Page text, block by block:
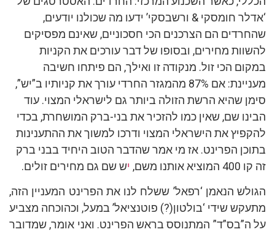
‘אדלר חומסקי & ורשבסקי’ ידעו מה שכולנו יודעים,
שהחרדים הם הצרכנים הכי חסכוניים, שאינם מפסיקים
להשוות מחירים, ובסופו של דבר עורכים את הקניות
במקום הכי זול. מנקודה זו ואילך, הם פיתחו חשיבה
מעניינת: אם 87% מהמגזר החרדי עורך את קניותיו ב”יש”,
סימן שהיא הרשת הזולה ביותר גם לישראלי המצוי. עוד
הבינו שם, שאין כמו להזכיר את בני-ברק המושחרת, בכדי
להקפיץ את הישראלי המצוי ודרכו למשוך את ההתענינות
בתוכן הפרינט. אז מי אמר שהדבר הטוב היחיד בבני ברק
זה קו 400 המוציא אותנו משם,
יש שם גם מחירים זולים.
הגולש הנאמן ‘רפאל’ ששלח לנו את הפרינט המעניין הזה,
מתעקש שידי ‘בולטון(?) פוטנציאל’ במעל, וכהוכחה מצביע
על ה”בס”ד” המתנוסס בראש הפרינט. ואני אומר, שמדובר